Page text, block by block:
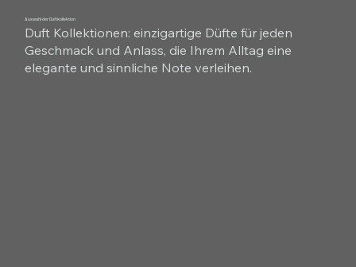
Auswahl der Duftkollektion
Duft Kollektionen: einzigartige Düfte für jeden
Geschmack und Anlass, die Ihrem Alltag eine
elegante und sinnliche Note verleihen.